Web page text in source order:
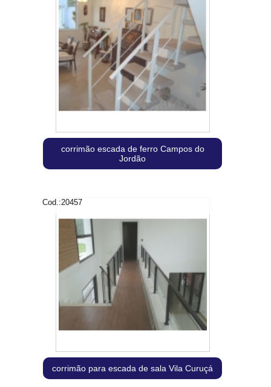
corrimão escada de ferro Campos do
Jordão
Cod.:20457
corrimão para escada de sala Vila Curuçá